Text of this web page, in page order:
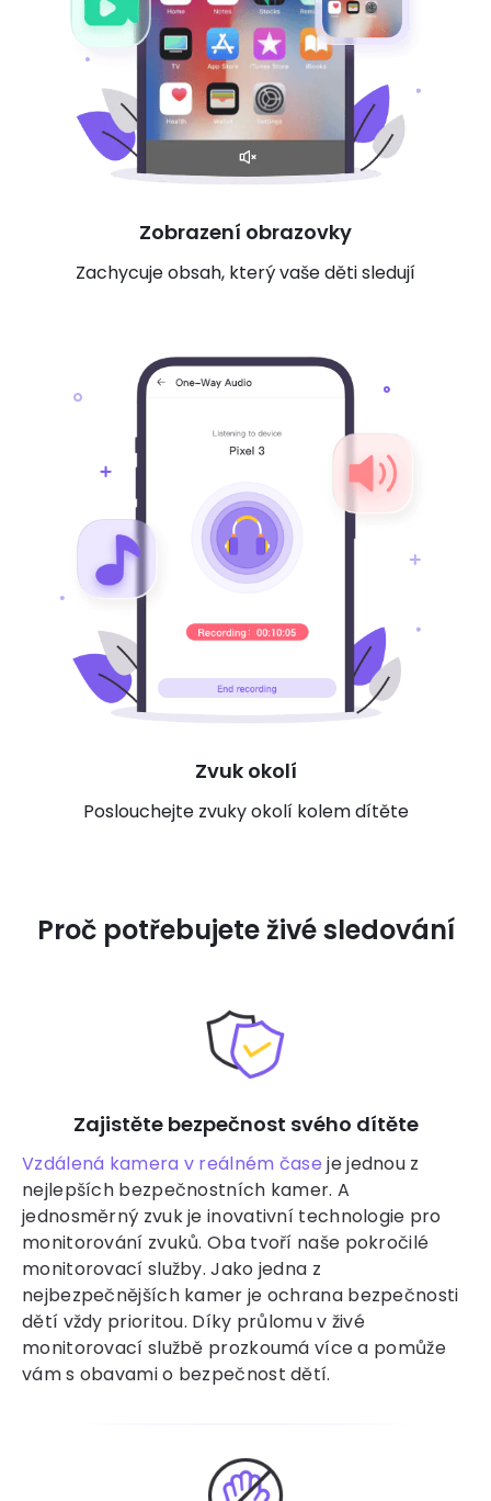
Zobrazení obrazovky
Zachycuje obsah, který vaše děti sledují
Zvuk okolí
Poslouchejte zvuky okolí kolem dítěte
Proč potřebujete živé sledování
Zajistěte bezpečnost svého dítěte
Vzdálená kamera v reálném čase je jednou z
nejlepších bezpečnostních kamer. A
jednosměrný zvuk je inovativní technologie pro
monitorování zvuků. Oba tvoří naše pokročilé
monitorovací služby. Jako jedna z
nejbezpečnějších kamer je ochrana bezpečnosti
dětí vždy prioritou. Díky průlomu v živé
monitorovací službě prozkoumá více a pomůže
vám s obavami o bezpečnost dětí.